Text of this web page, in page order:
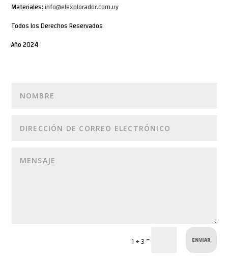
Materiales:info@elexplorador.com.uy
Todos los Derechos Reservados
Año 2024
1 + 3 = ENVIAR